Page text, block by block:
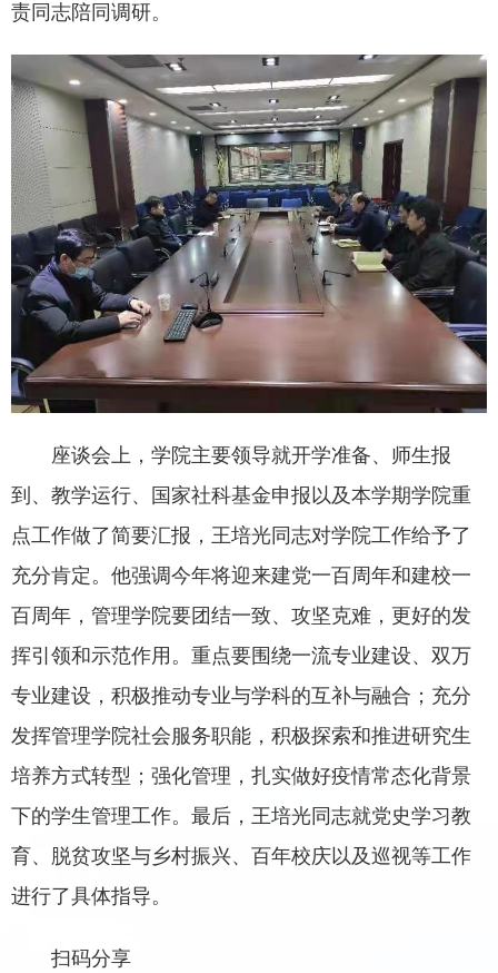
责同志陪同调研。
座谈会上，学院主要领导就开学准备、师生报
到、教学运行、国家社科基金申报以及本学期学院重
点工作做了简要汇报，王培光同志对学院工作给予了
充分肯定。他强调今年将迎来建党一百周年和建校一
百周年，管理学院要团结一致、攻坚克难，更好的发
挥引领和示范作用。重点要围绕一流专业建设、双万
专业建设，积极推动专业与学科的互补与融合；充分
发挥管理学院社会服务职能，积极探索和推进研究生
培养方式转型；强化管理，扎实做好疫情常态化背景
下的学生管理工作。最后，王培光同志就党史学习教
育、脱贫攻坚与乡村振兴、百年校庆以及巡视等工作
进行了具体指导。
扫码分享